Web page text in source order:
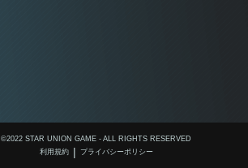
©️2022 STAR UNION GAME - ALL RIGHTS RESERVED
利用規約
| プライバシーポリシー